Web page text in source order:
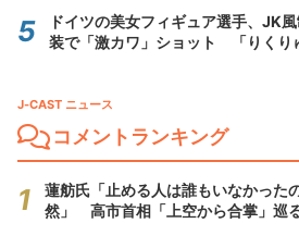
ドイツの美女フィギュア選手、JK
装で「激カワ」ショット 「りくり
J-CAST ニュース
コメントランキング
蓮舫氏「止める人は誰もいなかった
然」 高市首相「上空から合掌」巡